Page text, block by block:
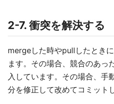
2-7. 衝突を解決する
mergeした時やpullしたとき
ます。その場合、競合のあっ
入しています。その場合、手
分を修正して改めてコミット